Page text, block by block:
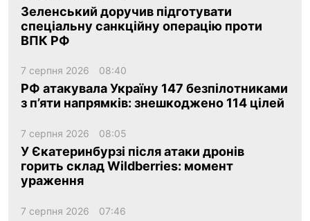
Зеленський доручив підготувати
спеціальну санкційну операцію проти
ВПК РФ
7 серпня 2026 08:40
РФ атакувала Україну 147 безпілотниками
з п’яти напрямків: знешкоджено 114 цілей
7 серпня 2026 08:05
У Єкатеринбурзі після атаки дронів
горить склад Wildberries: момент
ураження
7 серпня 2026 07:46